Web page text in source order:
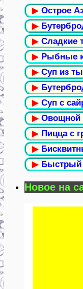
▶ Острое
▶
▶ Сладкие
▶ Рыбные
▶ Суп из
▶
▶ Суп с
▶ Овощной
▶ Пицца с
▶
▶ Быстрый
Новое на